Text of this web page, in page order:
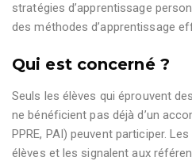
stratégies d’apprentissage
des méthodes d’apprentissage
Qui est concerné ?
Seuls les élèves qui éprouvent
ne bénéficient pas déjà d’un
PPRE, PAI) peuvent participer.
élèves et les signalent aux